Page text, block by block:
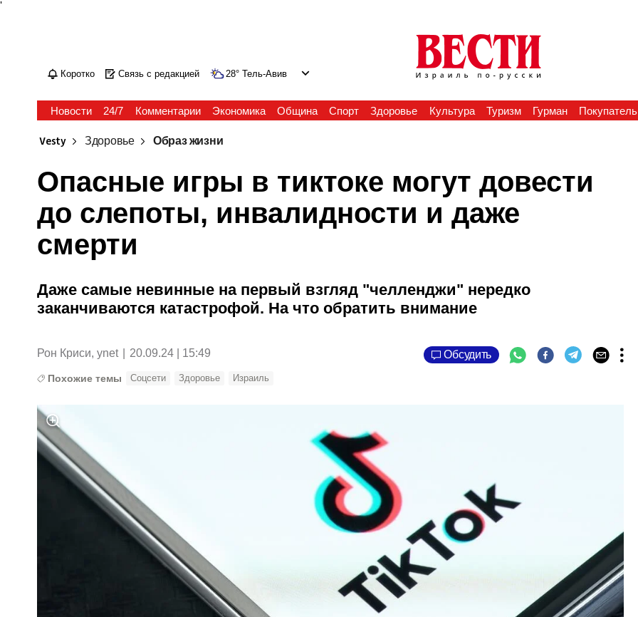
'
Коротко Связь с редакцией 28° Тель-Авив
Новости 24/7 Комментарии Экономика Община Спорт Здоровье Культура Туризм Гурман Покупатель
Vesty Здоровье Образ жизни
Опасные игры в тиктоке могут довести
до слепоты, инвалидности и даже
смерти
Даже самые невинные на первый взгляд "челленджи" нередко
заканчиваются катастрофой. На что обратить внимание
Рон Криси, ynet 20.09.24 | 15:49 Обсудить
Похожие темы Соцсети Здоровье Израиль